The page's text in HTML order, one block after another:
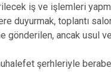
iş ve işlemleri
duyurmak, toplantı
gönderilen, ancak usul
şerhleriyle